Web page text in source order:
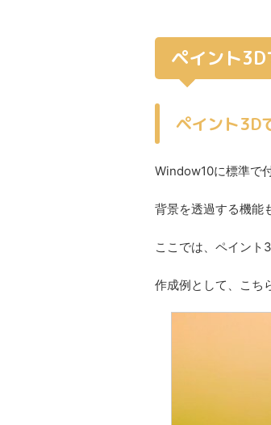
ペイント
ペイント3D
Window10に標準で
背景を透過する機能
ここでは、ペイント
作成例として、こち